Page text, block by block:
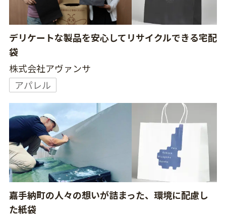
デリケートな製品を安心してリサイクルできる宅配
袋
株式会社アヴァンサ
アパレル
嘉手納町の人々の想いが詰まった、環境に配慮し
た紙袋